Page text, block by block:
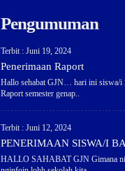
Pengumuman
Terbit : Juni 19, 2024
Penerimaan Raport
Hallo sehabat GJN… hari ini siswa/i
Raport semester genap..
Terbit : Juni 12, 2024
PENERIMAAN SISWA/I
HALLO SAHABAT GJN Gimana